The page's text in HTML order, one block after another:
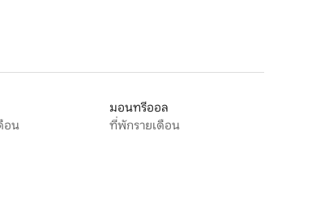
อน
มอนทรีออล
ที่พักรายเดือน